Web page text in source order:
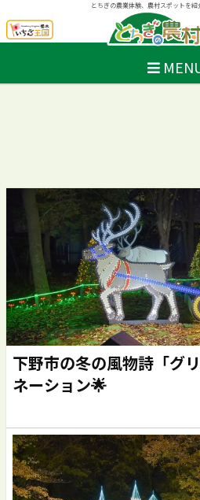
とちぎの農業体験、農村スポットを紹
下野市の冬の風物詩「グ
ネーション🌟